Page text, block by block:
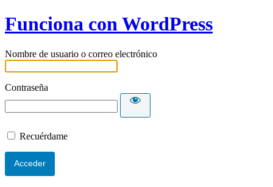
Funciona con WordPress
Nombre de usuario o correo electrónico
Contraseña
Recuérdame